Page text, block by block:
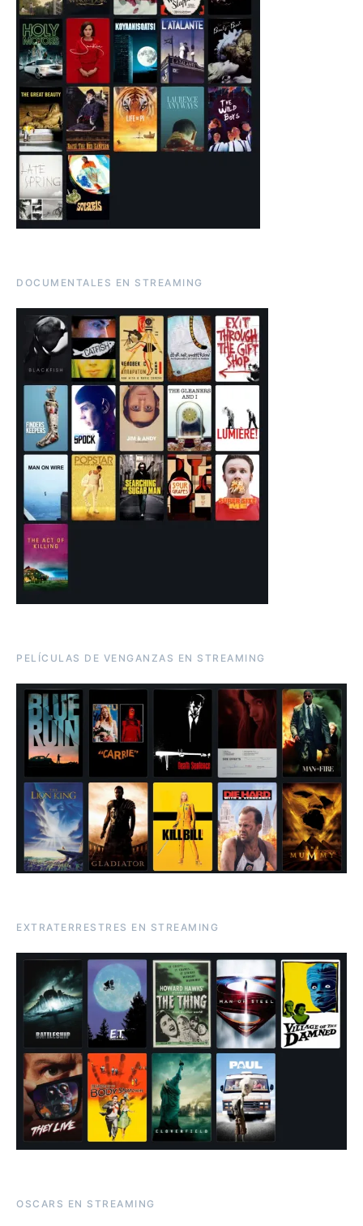
DOCUMENTALES EN STREAMING
PELÍCULAS DE VENGANZAS EN STREAMING
EXTRATERRESTRES EN STREAMING
OSCARS EN STREAMING